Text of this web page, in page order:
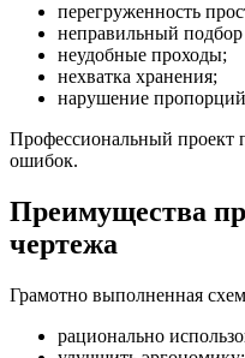
перегруженность
неправильный
неудобные проходы;
нехватка хранения;
нарушение
Профессиональный проект
ошибок.
Преимущества
чертежа
Грамотно выполненная
рационально